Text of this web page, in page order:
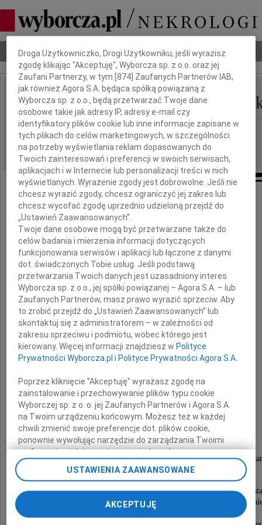
Nekrologi Odeszli Poradnik pogrzebowy
IMIĘ I NAZWISKO: Aleksandra
REGION: Kraków
DATA EMISJI: 16.04.2012
Powierz Panu swą drogę
Psalm 37
Aleksandra
Lewandowska
najukochańsza Mama, Babcia i Prababcia
przeżywszy lat 91, opatrzona świętymi
zasnęła w Panu dnia 7 kwietnia 2012 roku.
Msza święta żałobna przy Zmarłej odprawiona
w poniedziałek, dnia 16 kwietnia 2012 roku, o
w kaplicy na Cmentarzu Salwatorskim,
Dbamy o Twoją prywatność
Droga Użytkowniczko, Drogi Użytkowniku, jeśli wyrazisz
zgodę klikając "Akceptuję", Wyborcza sp. z o.o. oraz jej
Zaufani Partnerzy, w tym [874 ] Zaufanych Partnerów IAB,
jak również Agora S.A. będąca spółką powiązaną z
Wyborcza sp. z o.o., będą przetwarzać Twoje dane
osobowe takie jak adresy IP, adresy e-mail czy
identyfikatory plików cookie lub inne informacje zapisane w
tych plikach do celów marketingowych, w szczególności
na potrzeby wyświetlania reklam dopasowanych do
Twoich zainteresowań i preferencji w swoich serwisach,
aplikacjach i w Internecie lub personalizacji treści w nich
wyświetlanych. Wyrażenie zgody jest dobrowolne. Jeśli nie
chcesz wyrazić zgody, chcesz ograniczyć jej zakres lub
chcesz wycofać zgodę uprzednio udzieloną przejdź do
„Ustawień Zaawansowanych”.
Twoje dane osobowe mogą być przetwarzane także do
celów badania i mierzenia informacji dotyczących
funkcjonowania serwisów i aplikacji lub łączone z danymi
dot. świadczonych Tobie usług. Jeśli podstawą
przetwarzania Twoich danych jest uzasadniony interes
Wyborcza sp. z o.o., jej spółki powiązanej – Agora S.A. – lub
Zaufanych Partnerów, masz prawo wyrazić sprzeciw. Aby
to zrobić przejdź do „Ustawień Zaawansowanych” lub
skontaktuj się z administratorem – w zależności od
zakresu sprzeciwu i podmiotu, wobec którego jest
kierowany. Więcej informacji znajdziesz w Polityce
Prywatności Wyborcza.pl i Polityce Prywatności Agora S.A.
Poprzez kliknięcie "Akceptuję" wyrażasz zgodę na
zainstalowanie i przechowywanie plików typu cookie
Wyborczej sp. z o. o. jej Zaufanych Partnerów i Agora S.A.
na Twoim urządzeniu końcowym. Możesz też w każdej
chwili zmienić swoje preferencje dot. plików cookie,
ponownie wywołując narzędzie do zarządzania Twoimi
preferencjami dot. przetwarzania danych poprzez
odnośnik „Ustawienia prywatności” w stopce serwisu i
przechodząc do sekcji „Ustawienia zaawansowane”.
pomocą ustawień przeglądarki.
USTAWIENIA ZAAWANSOWANE
AKCEPTUJĘ